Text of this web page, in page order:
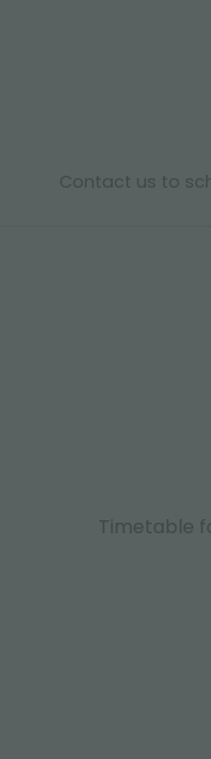
Contact us to
Timetable